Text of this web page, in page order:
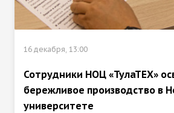
16 декабря, 13:00
Сотрудники НОЦ «ТулаТЕХ»
бережливое производство в
университете